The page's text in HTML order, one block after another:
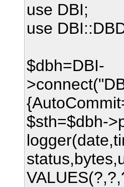
use DBI;
use
$dbh=DBI-
$sth=$dbh-